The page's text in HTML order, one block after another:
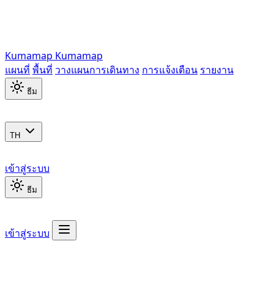
Kumamap Kumamap
แผนที่ พื้นที่ วางแผนการเดินทาง การแจ้งเตือน รายงาน
ธีม
TH
เข้าสู่ระบบ
ธีม
เข้าสู่ระบบ